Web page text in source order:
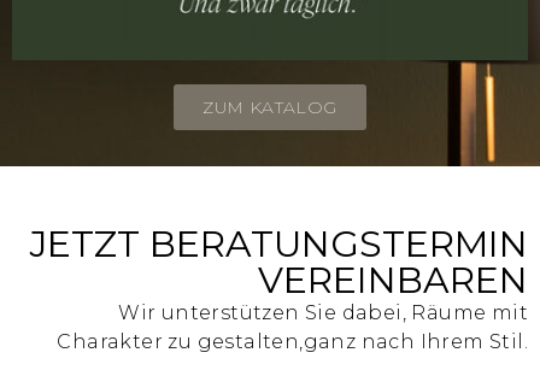
ZUM KATALOG
JETZT BERATUNGSTERMIN
VEREINBAREN
Wir unterstützen Sie dabei, Räume mit
Charakter zu gestalten,ganz nach Ihrem Stil.